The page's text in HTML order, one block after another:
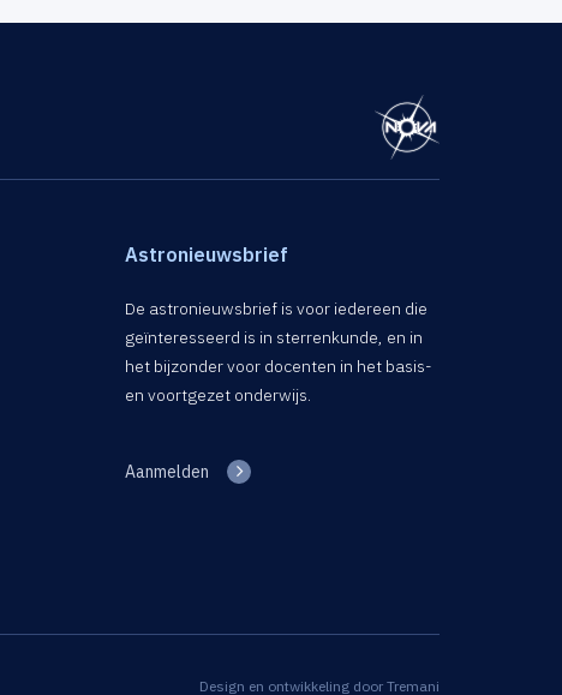
Astronieuwsbrief
De astronieuwsbrief is voor iedereen die
geïnteresseerd is in sterrenkunde, en in
het bijzonder voor docenten in het basis-
en voortgezet onderwijs.
Aanmelden
Design en ontwikkeling door Tremani